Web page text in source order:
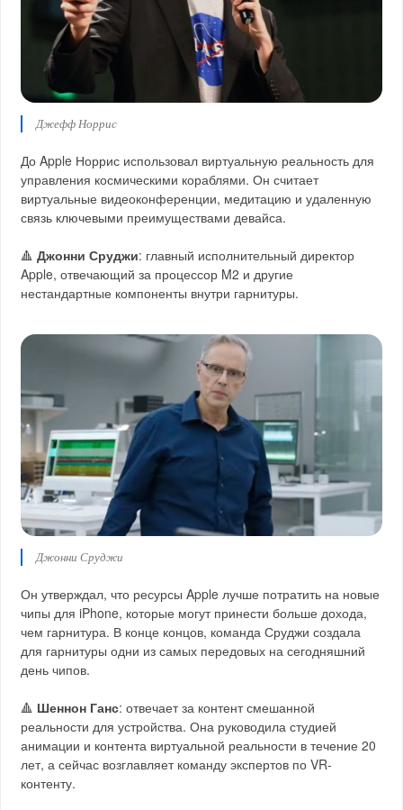
Джефф Норрис
До Apple Норрис использовал виртуальную реальность для
управления космическими кораблями. Он считает
виртуальные видеоконференции, медитацию и удаленную
связь ключевыми преимуществами девайса.
🔺Джонни Сруджи: главный исполнительный директор
Apple, отвечающий за процессор M2 и другие
нестандартные компоненты внутри гарнитуры.
Джонни Сруджи
Он утверждал, что ресурсы Apple лучше потратить на новые
чипы для iPhone, которые могут принести больше дохода,
чем гарнитура. В конце концов, команда Сруджи создала
для гарнитуры одни из самых передовых на сегодняшний
день чипов.
🔺 Шеннон Ганс: отвечает за контент смешанной
реальности для устройства. Она руководила студией
анимации и контента виртуальной реальности в течение 20
лет, а сейчас возглавляет команду экспертов по VR-
контенту.